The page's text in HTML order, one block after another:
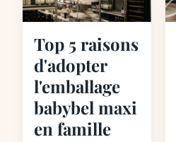
Top 5 raisons
d'adopter
l'emballage
babybel maxi
en famille